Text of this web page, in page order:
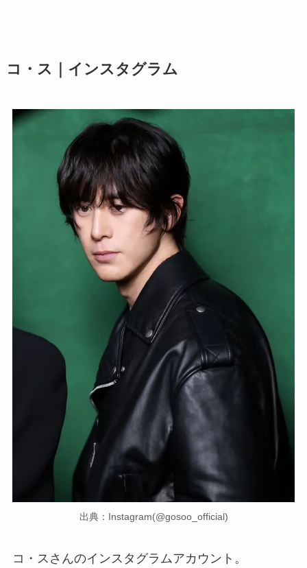
コ・ス｜インスタグラム
出典：Instagram(@gosoo_official)
コ・スさんのインスタグラムアカウント。